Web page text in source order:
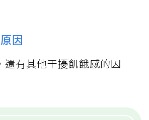
因
還有其他干擾飢餓感的因